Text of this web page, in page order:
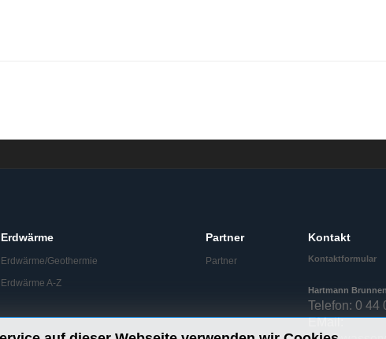
Erdwärme
Erdwärme/Geothermie
Erdwärme A-Z
Partner
Partner
Kontakt
Kontaktformular
Hartmann
Telefon: 0 44
EMail: